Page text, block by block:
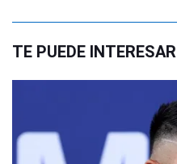
TE PUEDE INTERESAR